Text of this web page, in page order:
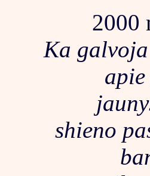
2000
Ka galvoja
shieno